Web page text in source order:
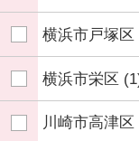
横浜市戸塚区
横浜市栄区
川崎市高津区